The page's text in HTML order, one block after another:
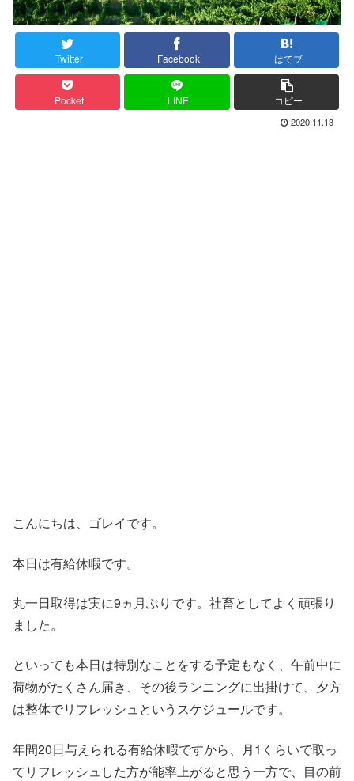
Twitter Facebook はてブ
Pocket LINE コピー
2020.11.13
こんにちは、ゴレイです。
本日は有給休暇です。
丸一日取得は実に9ヵ月ぶりです。社畜としてよく頑張り
ました。
といっても本日は特別なことをする予定もなく、午前中に
荷物がたくさん届き、その後ランニングに出掛けて、夕方
は整体でリフレッシュというスケジュールです。
年間20日与えられる有給休暇ですから、月1くらいで取っ
てリフレッシュした方が能率上がると思う一方で、目の前